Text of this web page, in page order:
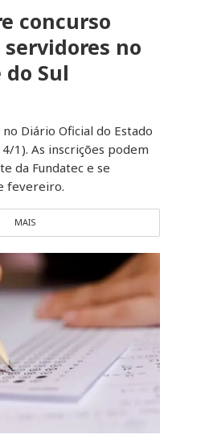
concurso
servidores no
do Sul
Diário Oficial do Estado
1). As inscrições podem
da Fundatec e se
fevereiro.
MAIS